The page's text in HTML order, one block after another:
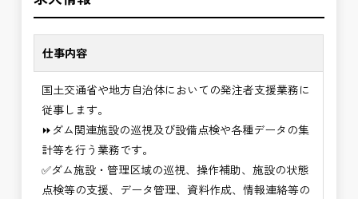
職場環境
✅「仕事のやりがい」と「賃金」のバランスを大切
に致します。
⭐＝＝お祝い金100,000円＝＝⭐
※お祝い金の支給条件は、入社より3ヶ月経過され
た方が対象となります。
その他支給条件の詳細については、問い合わせくだ
さい。
仕事内容
国土交通省や地方自治体においての発注者支援業務に
従事します。
⏩ダム関連施設の巡視及び設備点検や各種データの集
計等を行う業務です。
✅ダム施設・管理区域の巡視、操作補助、施設の状態
点検等の支援、データ管理、資料作成、情報連絡等の